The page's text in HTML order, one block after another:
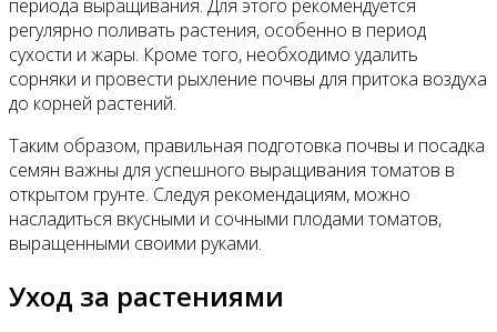
периода выращивания. Для этого рекомендуется
регулярно поливать растения, особенно в период
сухости и жары. Кроме того, необходимо удалить
сорняки и провести рыхление почвы для притока воздуха
до корней растений.
Таким образом, правильная подготовка почвы и посадка
семян важны для успешного выращивания томатов в
открытом грунте. Следуя рекомендациям, можно
насладиться вкусными и сочными плодами томатов,
выращенными своими руками.
Уход за растениями